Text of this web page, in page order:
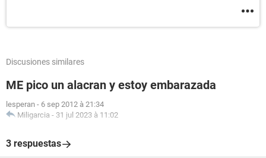
Discusiones similares
ME pico un alacran y estoy embarazada
lesperan - 6 sep 2012 à 21:34
Miligarcia - 31 jul 2023 à 11:02
3 respuestas